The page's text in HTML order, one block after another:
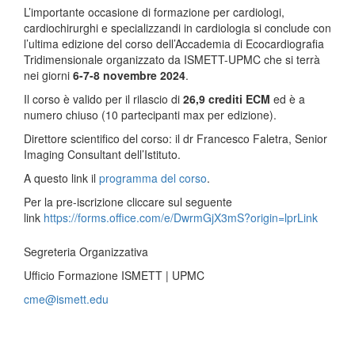
L’importante occasione di formazione per cardiologi,
cardiochirurghi e specializzandi in cardiologia si conclude con
l’ultima edizione del corso dell’Accademia di Ecocardiografia
Tridimensionale organizzato da ISMETT-UPMC che si terrà
nei giorni 6-7-8 novembre 2024.
Il corso è valido per il rilascio di 26,9 crediti ECM ed è a
numero chiuso (10 partecipanti max per edizione).
Direttore scientifico del corso: il dr Francesco Faletra, Senior
Imaging Consultant dell’Istituto.
A questo link il programma del corso.
Per la pre-iscrizione cliccare sul seguente
link https://forms.office.com/e/DwrmGjX3mS?origin=lprLink
Segreteria Organizzativa
Ufficio Formazione ISMETT | UPMC
cme@ismett.edu